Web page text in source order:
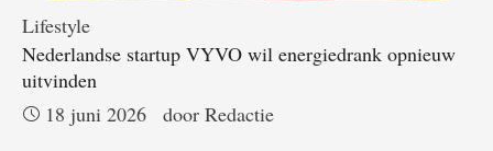
Lifestyle
Nederlandse startup VYVO wil energiedrank opnieuw
uitvinden
18 juni 2026
door Redactie